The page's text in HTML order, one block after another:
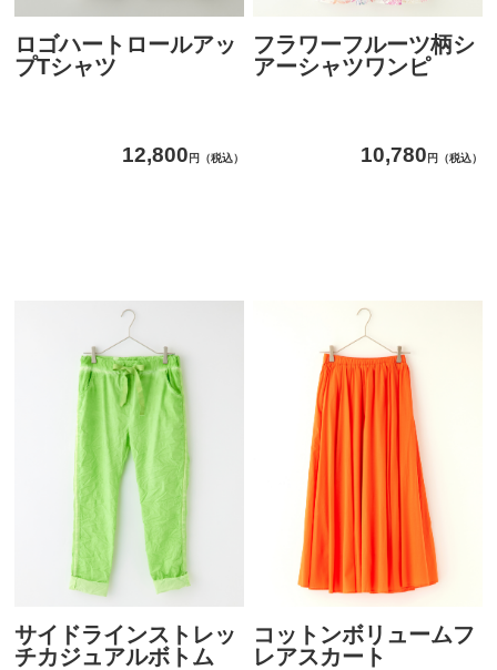
ロゴハートロールアッ
プTシャツ
12,800 円（税込）
フラワーフルーツ柄シ
アーシャツワンピ
10,780 円（税込）
サイドラインストレッ
チカジュアルボトム
コットンボリュームフ
レアスカート